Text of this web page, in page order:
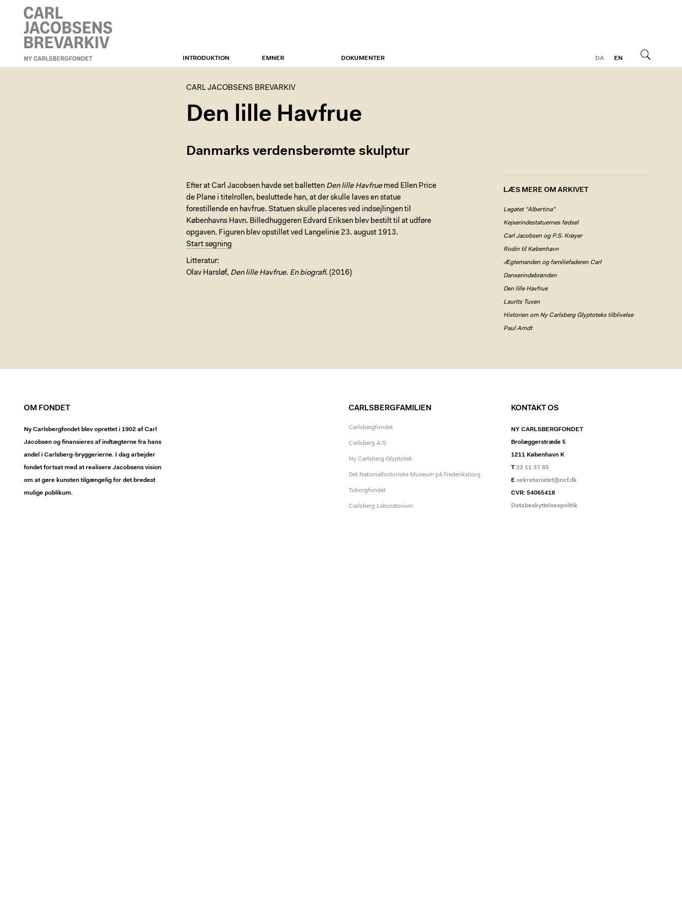
CARL JACOBSENS
DA
EN
INTRODUKTION EMNER DOKUMENTER
CARL JACOBSENS BREVARKIV
Den lille Havfrue
Danmarks verdensberømte skulptur
Efter at Carl Jacobsen havde set balletten Den lille Havfruemed Ellen Price
de Plane i titelrollen, besluttede han, at der skulle laves en statue
forestillende en havfrue. Statuen skulle placeres ved indsejlingen til
Københavns Havn. Billedhuggeren Edvard Eriksen blev bestilt til at udføre
opgaven. Figuren blev opstillet ved Langelinie 23. august 1913.
Start søgning
Litteratur:
Olav Harsløf, Den lille Havfrue. En biografi. (2016)
LÆS MERE OM ARKIVET
Legatet "Albertina"
Kejserindestatuernes fødsel
Carl Jacobsen og P.S. Krøyer
Rodin til København
Ægtemanden og familiefaderen Carl
Danserindebrønden
Den lille Havfrue
Laurits Tuxen
Historien om Ny Carlsberg Glyptoteks tilblivelse
Paul Arndt
OM FONDET
Ny Carlsbergfondet blev oprettet i 1902 af Carl
Jacobsen og finansieres af indtægterne fra hans
andel i Carlsberg-bryggerierne. I dag arbejder
fondet fortsat med at realisere Jacobsens vision
om at gøre kunsten tilgængelig for det bredest
mulige publikum.
CARLSBERGFAMILIEN
Carlsbergfondet
Carlsberg A/S
Ny Carlsberg Glyptotek
Det Nationalhistoriske Museum på Frederiksborg
Tuborgfondet
Carlsberg Laboratorium
KONTAKT OS
NY CARLSBERGFONDET
Brolæggerstræde 5
1211 København K
T33 11 37 65
E sekretariatet@ncf.dk
CVR: 54065418
Databeskyttelsespolitik